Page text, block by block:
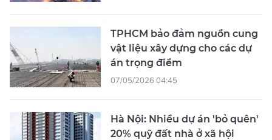
TPHCM bảo đảm nguồn cung
vật liệu xây dựng cho các dự
án trọng điểm
07/05/2026 04:45
Hà Nội: Nhiều dự án 'bỏ quên'
20% quỹ đất nhà ở xã hội